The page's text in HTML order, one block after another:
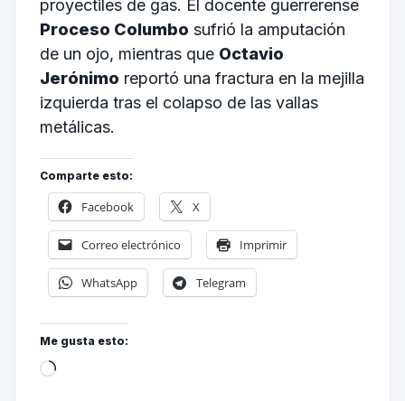
proyectiles de gas. El docente guerrerense
Proceso Columbo sufrió la amputación
de un ojo, mientras que Octavio
Jerónimo reportó una fractura en la mejilla
izquierda tras el colapso de las vallas
metálicas.
Comparte esto:
Facebook X
Correo electrónico Imprimir
WhatsApp Telegram
Me gusta esto: